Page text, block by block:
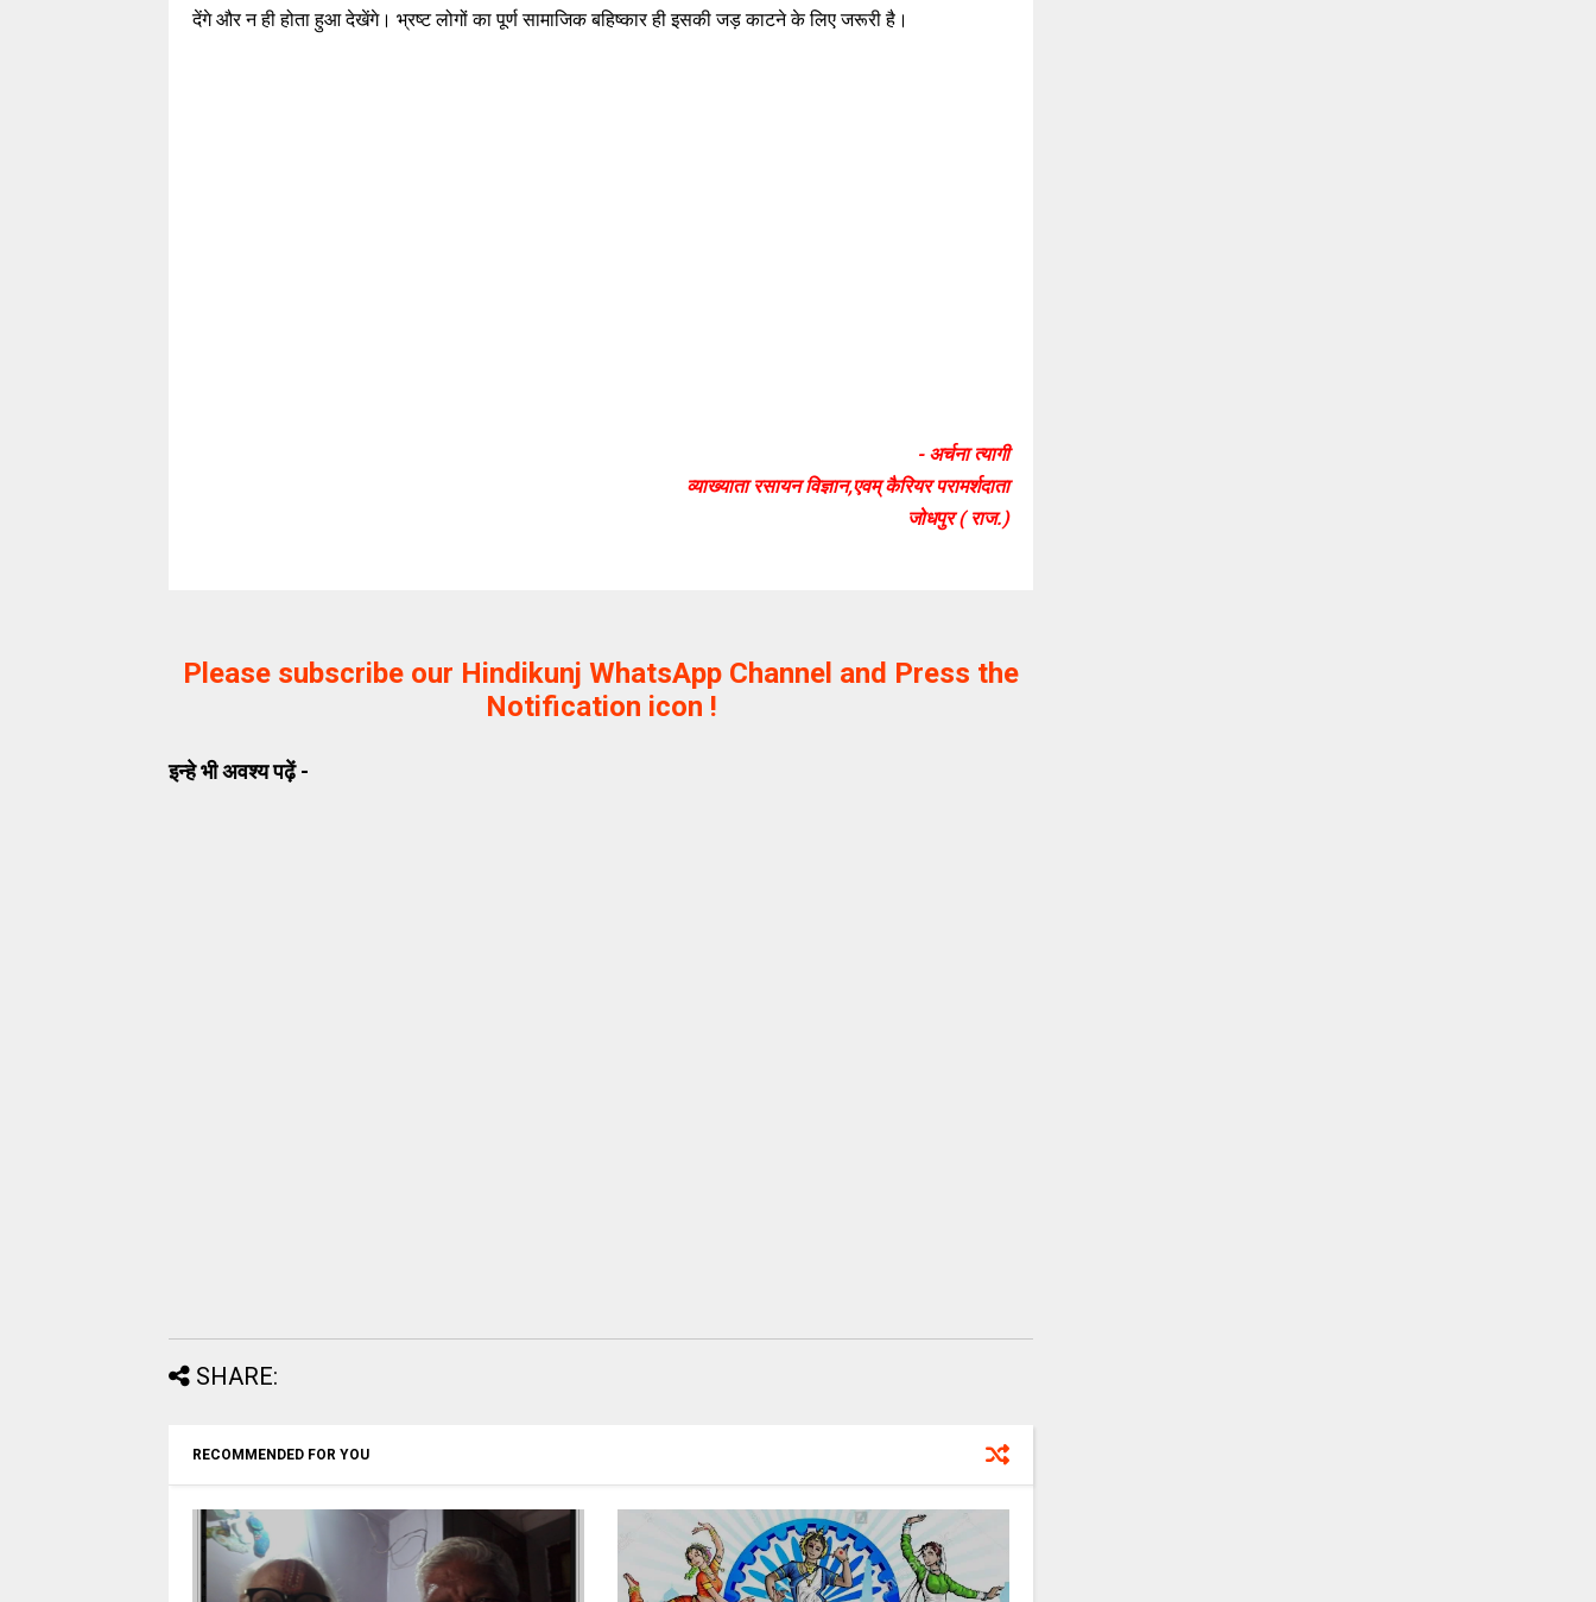
देंगे और न ही होता हुआ देखेंगे। भ्रष्ट लोगों का पूर्ण सामाजिक बहिष्कार ही इसकी जड़ काटने के लिए जरूरी है।
- अर्चना त्यागी
व्याख्याता रसायन विज्ञान,एवम् कैरियर परामर्शदाता
जोधपुर ( राज.)
Please subscribe our Hindikunj WhatsApp Channel and Press the
Notification icon !
इन्हे भी अवश्य पढ़ें -
SHARE:
RECOMMENDED FOR YOU